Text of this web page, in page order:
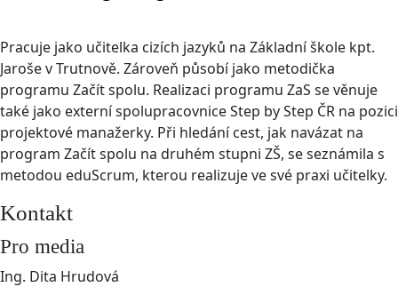
Pracuje jako učitelka cizích jazyků na Základní škole kpt.
Jaroše v Trutnově. Zároveň působí jako metodička
programu Začít spolu. Realizaci programu ZaS se věnuje
také jako externí spolupracovnice Step by Step ČR na pozici
projektové manažerky. Při hledání cest, jak navázat na
program Začít spolu na druhém stupni ZŠ, se seznámila s
metodou eduScrum, kterou realizuje ve své praxi učitelky.
Kontakt
Pro media
Ing. Dita Hrudová